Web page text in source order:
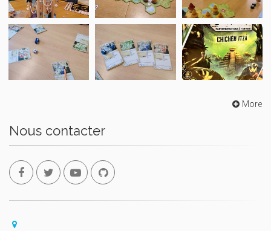
More
Nous contacter